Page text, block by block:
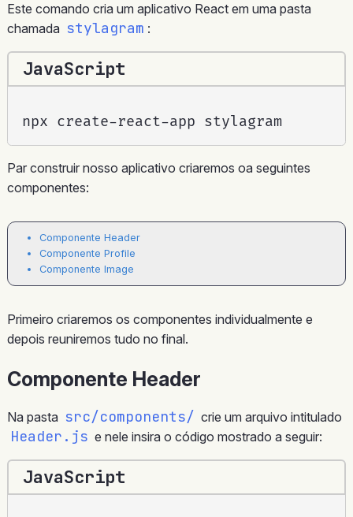
Este comando cria um aplicativo React em uma pasta
chamada stylagram :
JavaScript
npx create-react-app stylagram
Par construir nosso aplicativo criaremos oa seguintes
componentes:
Componente Header
Componente Profile
Componente Image
Primeiro criaremos os componentes individualmente e
depois reuniremos tudo no final.
Componente Header
Na pasta src/components/ crie um arquivo intitulado
Header.js e nele insira o código mostrado a seguir:
JavaScript